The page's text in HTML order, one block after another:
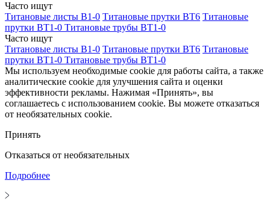
Часто ищут
Титановые листы В1-0 Титановые прутки ВТ6 Титановые
прутки ВТ1-0 Титановые трубы ВТ1-0
Часто ищут
Титановые листы В1-0 Титановые прутки ВТ6 Титановые
прутки ВТ1-0 Титановые трубы ВТ1-0
Мы используем необходимые cookie для работы сайта, а также
аналитические cookie для улучшения сайта и оценки
эффективности рекламы. Нажимая «Принять», вы
соглашаетесь с использованием cookie. Вы можете отказаться
от необязательных cookie.
Принять
Отказаться от необязательных
Подробнее